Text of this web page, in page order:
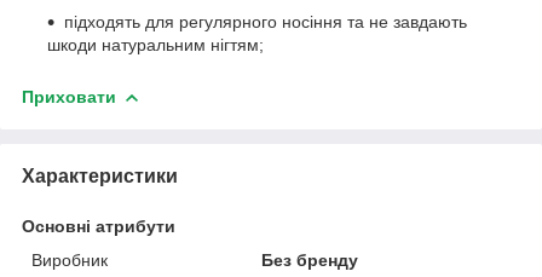
підходять для регулярного носіння та не завдають
шкоди натуральним нігтям;
Приховати
Характеристики
Основні атрибути
Виробник
Без бренду